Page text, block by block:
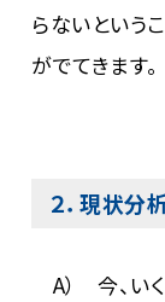
らないという
がでてきます。
２．現状分
A） 今、い